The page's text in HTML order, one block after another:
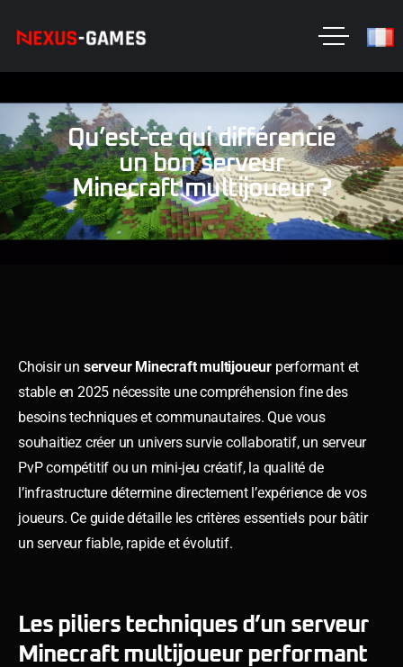
Qu’est-ce qui différencie
un bon serveur
Minecraft multijoueur ?
Choisir un serveur Minecraft multijoueur performant et
stable en 2025 nécessite une compréhension fine des
besoins techniques et communautaires. Que vous
souhaitiez créer un univers survie collaboratif, un serveur
PvP compétitif ou un mini-jeu créatif, la qualité de
l’infrastructure détermine directement l’expérience de vos
joueurs. Ce guide détaille les critères essentiels pour bâtir
un serveur fiable, rapide et évolutif.
Les piliers techniques d’un serveur
Minecraft multijoueur performant